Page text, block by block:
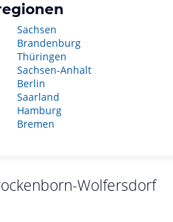
Sachsen
Brandenburg
Thüringen
Sachsen-Anhalt
Berlin
Saarland
Hamburg
Bremen
Wolfersdorf